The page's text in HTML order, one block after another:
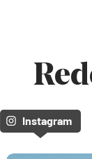
Instagram